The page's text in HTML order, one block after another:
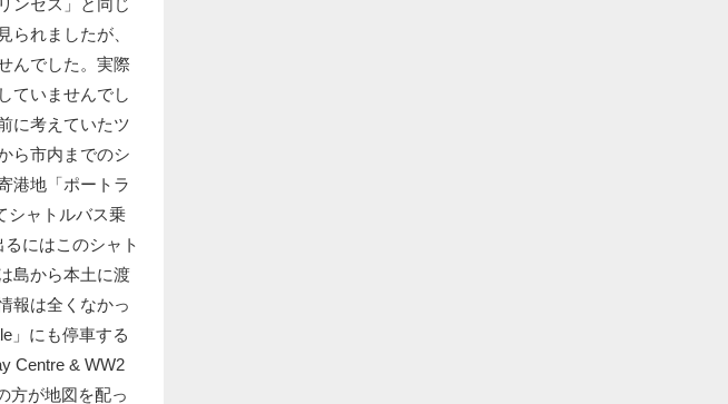
ンセス」と同じ
られましたが、
んでした。実際
ていませんでし
に考えていたツ
ら市内までのシ
港地「ポートラ
シャトルバス乗
にはこのシャト
島から本土に渡
報は全くなかっ
」にも停車する
Centre & WW2
方が地図を配っ